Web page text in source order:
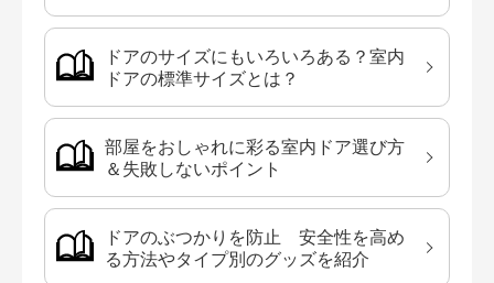
ドアのサイズにもいろいろある？室内
ドアの標準サイズとは？
部屋をおしゃれに彩る室内ドア選び方
＆失敗しないポイント
ドアのぶつかりを防止 安全性を高め
る方法やタイプ別のグッズを紹介